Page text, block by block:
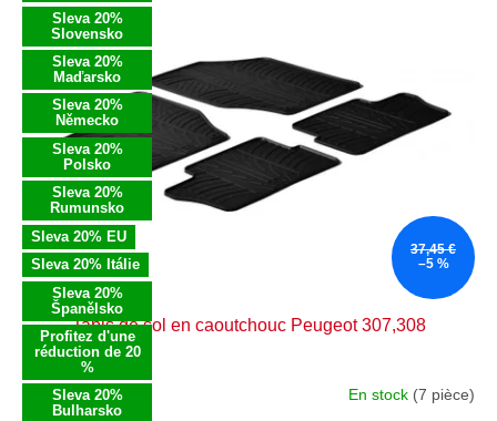
Sleva 20%
Slovensko
Sleva 20%
Maďarsko
Sleva 20%
Německo
Sleva 20%
Polsko
Sleva 20%
Rumunsko
Sleva 20% EU
Sleva 20% Itálie
Sleva 20%
Španělsko
Profitez d'une
réduction de 20
%
Sleva 20%
Bulharsko
37,45 €
–5 %
Tapis de sol en caoutchouc Peugeot 307,308
En stock (7 pièce)